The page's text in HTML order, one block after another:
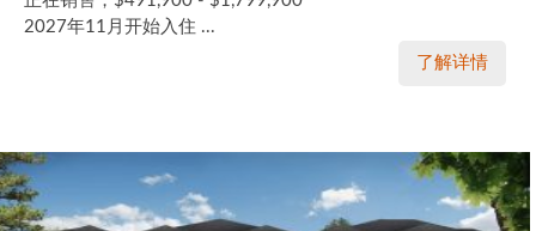
2027年11月开始入住 ...
了解详情